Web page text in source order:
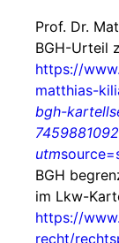
Prof. Dr.
BGH-Urteil
https://
matthias-
bgh-
utm
BGH
im Lkw-
https://
recht/